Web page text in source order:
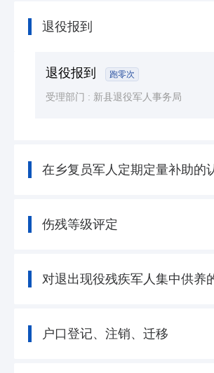
死亡殡葬(3)
退役报到
退役报到 跑零次
受理部门 : 新县退役军人事务局
在乡复员军人定期定量补助的
伤残等级评定
对退出现役残疾军人集中供养
户口登记、注销、迁移